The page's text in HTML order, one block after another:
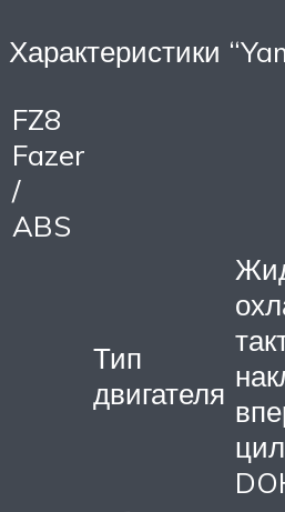
Характеристики
FZ8
Fazer
/
ABS
Тип
двигателя